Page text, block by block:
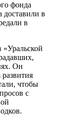
фонда
доставили в
в
Он
чтобы
с